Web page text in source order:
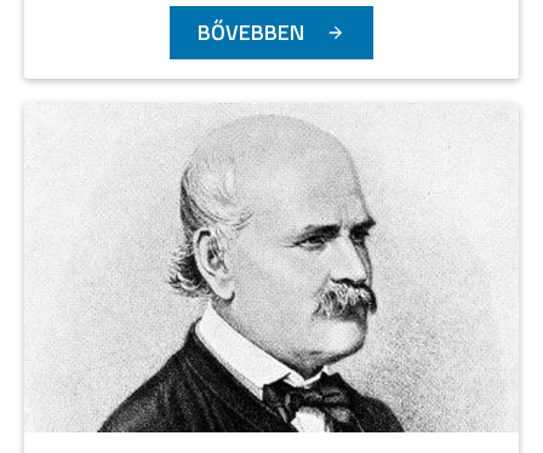
BŐVEBBEN